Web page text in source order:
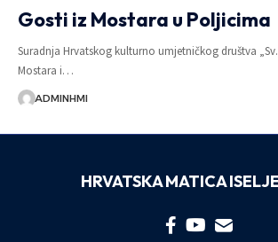
Gosti iz Mostara u Poljicima
Suradnja Hrvatskog kulturno umjetničkog društva
Mostara i…
ADMINHMI
HRVATSKA MATICA